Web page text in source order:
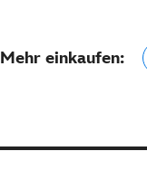
Mehr einkaufen: